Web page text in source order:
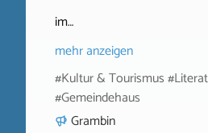
im…
mehr anzeigen
#Kultur & Tourismus
#Gemeindehaus
Grambin